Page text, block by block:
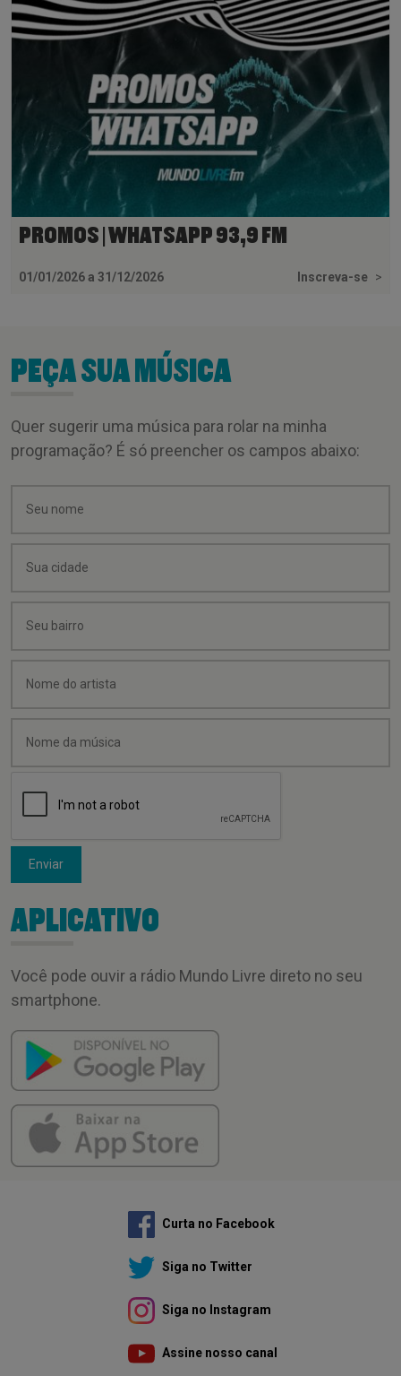
PROMOS | WHATSAPP 93,9 FM
01/01/2026 a 31/12/2026 Inscreva-se >
PEÇA SUA MÚSICA
Quer sugerir uma música para rolar na minha
programação? É só preencher os campos abaixo:
Enviar
APLICATIVO
Você pode ouvir a rádio Mundo Livre direto no seu
smartphone.
Curta no Facebook
Siga no Twitter
Siga no Instagram
Assine nosso canal